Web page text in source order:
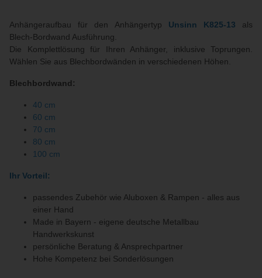
Anhängeraufbau für den Anhängertyp Unsinn K825-13 als
Blech-Bordwand Ausführung.
Die Komplettlösung für Ihren Anhänger, inklusive Toprungen.
Wählen Sie aus Blechbordwänden in verschiedenen Höhen.
Blechbordwand:
40 cm
60 cm
70 cm
80 cm
100 cm
Ihr Vorteil:
passendes Zubehör wie Aluboxen & Rampen - alles aus
einer Hand
Made in Bayern - eigene deutsche Metallbau
Handwerkskunst
persönliche Beratung & Ansprechpartner
Hohe Kompetenz bei Sonderlösungen